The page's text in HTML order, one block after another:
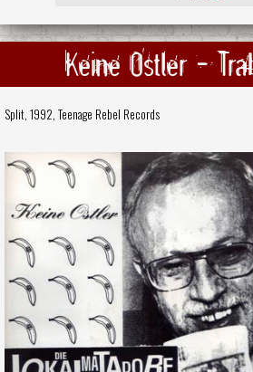
Keine Ostler -
Split, 1992, Teenage Rebel Records